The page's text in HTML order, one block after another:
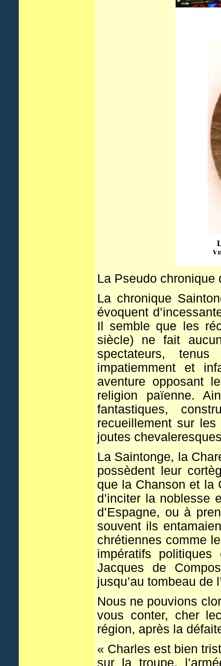
La Pseudo chronique
La chronique
évoquent
Il semble que les
siècle) ne fait
spectateurs,
impatiemment et
aventure opposant
religion païenne.
fantastiques,
recueillement sur
joutes
La Saintonge, la
possèdent leur
que la Chanson et la
d’inciter la noblesse
d’Espagne, ou à
souvent ils
chrétiennes comme
impératifs
Jacques de
jusqu’au tombeau de
Nous ne pouvions
vous conter, cher
région, après la
« Charles est bien
sur la troupe,